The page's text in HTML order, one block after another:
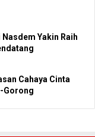
Yakin Raih
Cahaya Cinta
Gorong